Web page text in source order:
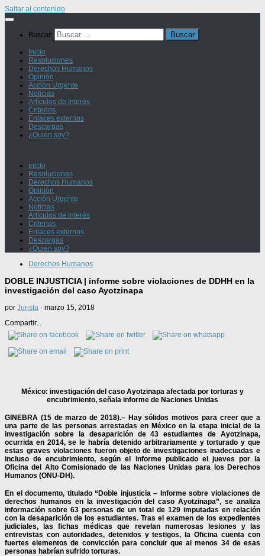
Saltar al contenido
Buscar:
Inicio
Resoluciones
Derechos Humanos
Opinión
Acción Urgente
Noticias
Artículos de interés
Criterios
Enlaces externos
Descargas
¿Quien soy?
Inicio
Resoluciones
Derechos Humanos
Opinión
Acción Urgente
Noticias
Artículos de interés
Criterios
Enlaces externos
Descargas
¿Quien soy?
Derechos Humanos
DOBLE INJUSTICIA | informe sobre violaciones de DDHH en la
investigación del caso Ayotzinapa
por Jurista · marzo 15, 2018
Compartir...
México: investigación del caso Ayotzinapa afectada por torturas y
encubrimiento, señala informe de Naciones Unidas
GINEBRA (15 de marzo de 2018).–Hay sólidos motivos para creer que a
una parte de las personas arrestadas en México en la etapa inicial de la
investigación sobre la desaparición de 43 estudiantes de Ayotzinapa,
ocurrida en 2014, se le habría detenido arbitrariamente y torturado y que
estas graves violaciones fueron objeto de investigaciones inadecuadas e
incluso de encubrimiento, según el informe publicado el jueves por la
Oficina del Alto Comisionado de las Naciones Unidas para los Derechos
Humanos (ONU-DH).
En el documento, titulado “Doble injusticia – Informe sobre violaciones de
derechos humanos en la investigación del caso Ayotzinapa”, se analiza
información sobre 63 personas de un total de 129 imputadas en relación
con la desaparición de los estudiantes. Tras el examen de los expedientes
judiciales, las fichas médicas que revelan numerosas lesiones y las
entrevistas con autoridades, detenidos y testigos, la Oficina cuenta con
fuertes elementos de convicción para concluir que al menos 34 de esas
personas habrían sufrido torturas.